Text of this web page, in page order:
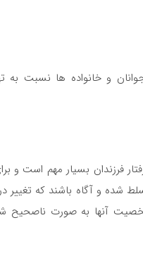
و خانواده ها نسبت
فرزندان بسيار مهم است و
شده و آگاه باشند كه تغيير در
آنها به صورت ناصحيح